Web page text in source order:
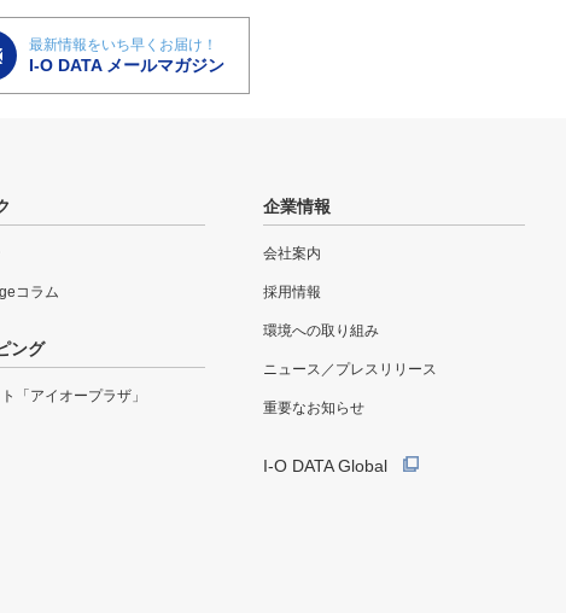
最新情報をいち早くお届け！
I-O DATA メールマガジン
コラム
ング
「アイオープラザ」
企業情報
会社案内
採用情報
環境への取り組み
ニュース／プレスリリース
重要なお知らせ
I-O DATA Global